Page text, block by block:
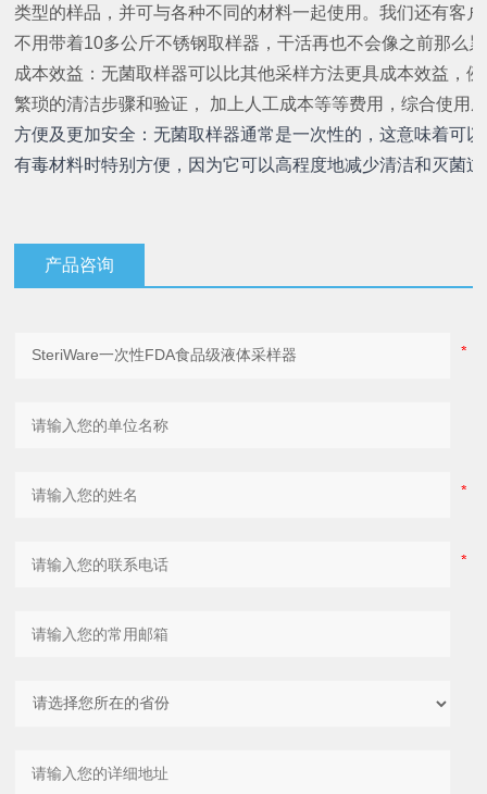
类型的样品，并可与各种不同的材料一起使用。我们还有客
不用带着10多公斤不锈钢取样器，干活再也不会像之前那么
成本效益：无菌取样器可以比其他采样方法更具成本效益，
繁琐的清洁步骤和验证，
加上人工成本等等费用，综合使用
方便及更加安全：无菌取样器通常是一次性的，这意味着可
有毒材料时特别方便，因为它可以高程度地减少清洁和灭菌
产品咨询